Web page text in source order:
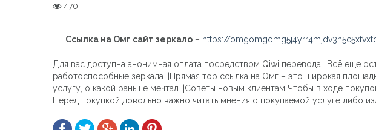
470
Ссылка на Омг сайт зеркало – https://
Для вас доступна анонимная оплата посредством Qiwi перевода. |Всё еще
работоспособные зеркала. |Прямая тор ссылка на Омг – это широкая
услугу, о какой раньше мечтал. |Советы новым клиентам Чтобы в ходе
Перед покупкой довольно важно читать мнения о покупаемой услуге либо